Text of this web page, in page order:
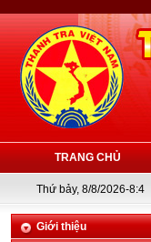
TRANG CHỦ
Thứ bảy, 8/8/2026-8:4
Giới thiệu